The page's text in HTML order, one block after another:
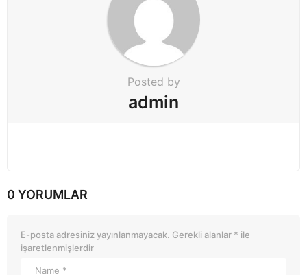
Posted by
admin
0 YORUMLAR
E-posta adresiniz yayınlanmayacak. Gerekli alanlar * ile
işaretlenmişlerdir